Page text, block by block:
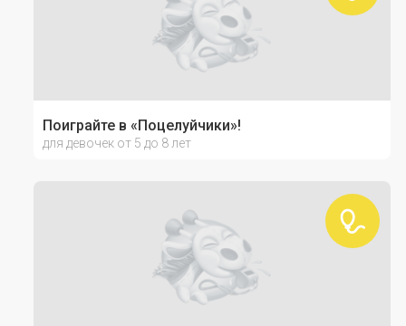
Поиграйте в «Поцелуйчики»!
для девочек от 5 до 8 лет